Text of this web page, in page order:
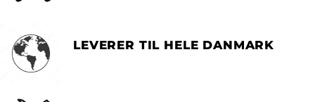
LEVERER TIL HELE DANMARK